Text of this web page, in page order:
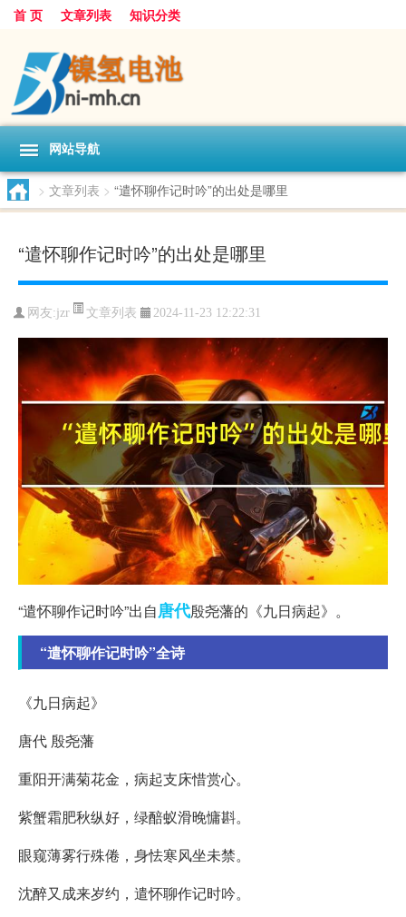
首 页 文章列表 知识分类
网站导航
> 文章列表 > “遣怀聊作记时吟”的出处是哪里
“遣怀聊作记时吟”的出处是哪里
网友:jzr 文章列表 2024-11-23 12:22:31
“遣怀聊作记时吟”出自唐代殷尧藩的《九日病起》。
“遣怀聊作记时吟”全诗
《九日病起》
唐代 殷尧藩
重阳开满菊花金，病起支床惜赏心。
紫蟹霜肥秋纵好，绿醅蚁滑晚慵斟。
眼窥薄雾行殊倦，身怯寒风坐未禁。
沈醉又成来岁约，遣怀聊作记时吟。